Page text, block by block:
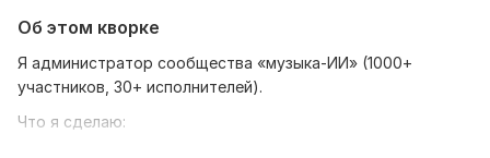
Об этом кворке
Я администратор сообщества «музыка-ИИ» (1000+
участников, 30+ исполнителей).
Что я сделаю: